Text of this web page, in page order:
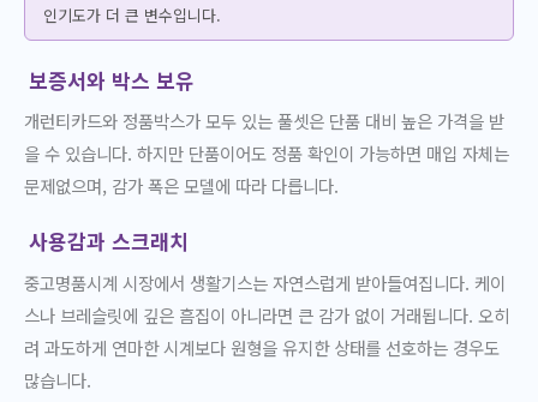
인기도가 더 큰 변수입니다.
보증서와 박스 보유
개런티카드와 정품박스가 모두 있는 풀셋은 단품 대비 높은 가격을 받
을 수 있습니다. 하지만 단품이어도 정품 확인이 가능하면 매입 자체는
문제없으며, 감가 폭은 모델에 따라 다릅니다.
사용감과 스크래치
중고명품시계 시장에서 생활기스는 자연스럽게 받아들여집니다. 케이
스나 브레슬릿에 깊은 흠집이 아니라면 큰 감가 없이 거래됩니다. 오히
려 과도하게 연마한 시계보다 원형을 유지한 상태를 선호하는 경우도
많습니다.